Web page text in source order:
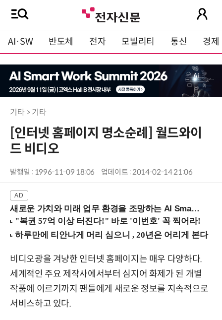
AI·SW 반도체 전자 모빌리티 통신 경제
기타 > 기타
[인터넷 홈페이지 명소순례] 월드와이
드 비디오
발행일 : 1996-11-09 18:06 업데이트 : 2014-02-14 21:06
새로운 가치와 미래 업무 환경을 조망하는 AI Smart Work Summit 2026 (9/11 코엑스)
비디오광을 겨냥한 인터넷 홈페이지는 매우 다양하다.
세계적인 주요 제작사에서부터 심지어 화제가 된 개별
작품에 이르기까지 팬들에게 새로운 정보를 지속적으로
서비스하고 있다.